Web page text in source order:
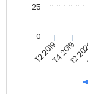
T2 2019T4 2019
T2
0
25